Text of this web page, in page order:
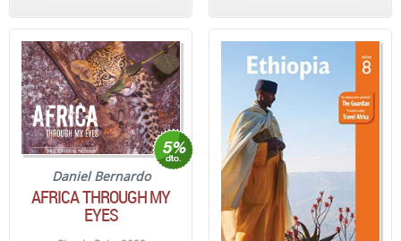
Daniel Bernardo
AFRICA THROUGH MY
EYES